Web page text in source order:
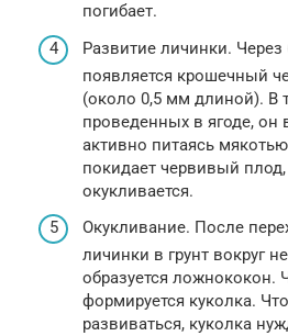
погибает.
Развитие личинки.
появляется крошечный
(около 0,5 мм длиной). В
проведенных в ягоде, он
активно питаясь
покидает червивый
окукливается.
Окукливание. После
личинки в грунт вокруг
образуется ложнококон.
формируется куколка.
развиваться, куколка